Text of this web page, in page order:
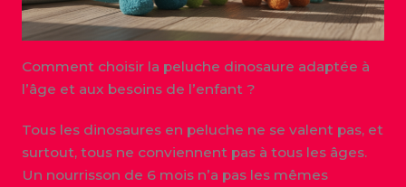
Comment choisir la peluche dinosaure adaptée à
l’âge et aux besoins de l’enfant ?
Tous les dinosaures en peluche ne se valent pas, et
surtout, tous ne conviennent pas à tous les âges.
Un nourrisson de 6 mois n’a pas les mêmes